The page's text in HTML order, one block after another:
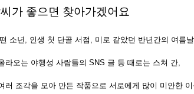
가 좋으면 찾아가겠어요
소년, 인생 첫 단골 서점, 미로 같았던 반년간의 여름
라오는 야행성 사람들의 SNS 글 등 때로는 스쳐 간,
러 조각을 모아 만든 작품으로 서로에게 많이 미안한 이